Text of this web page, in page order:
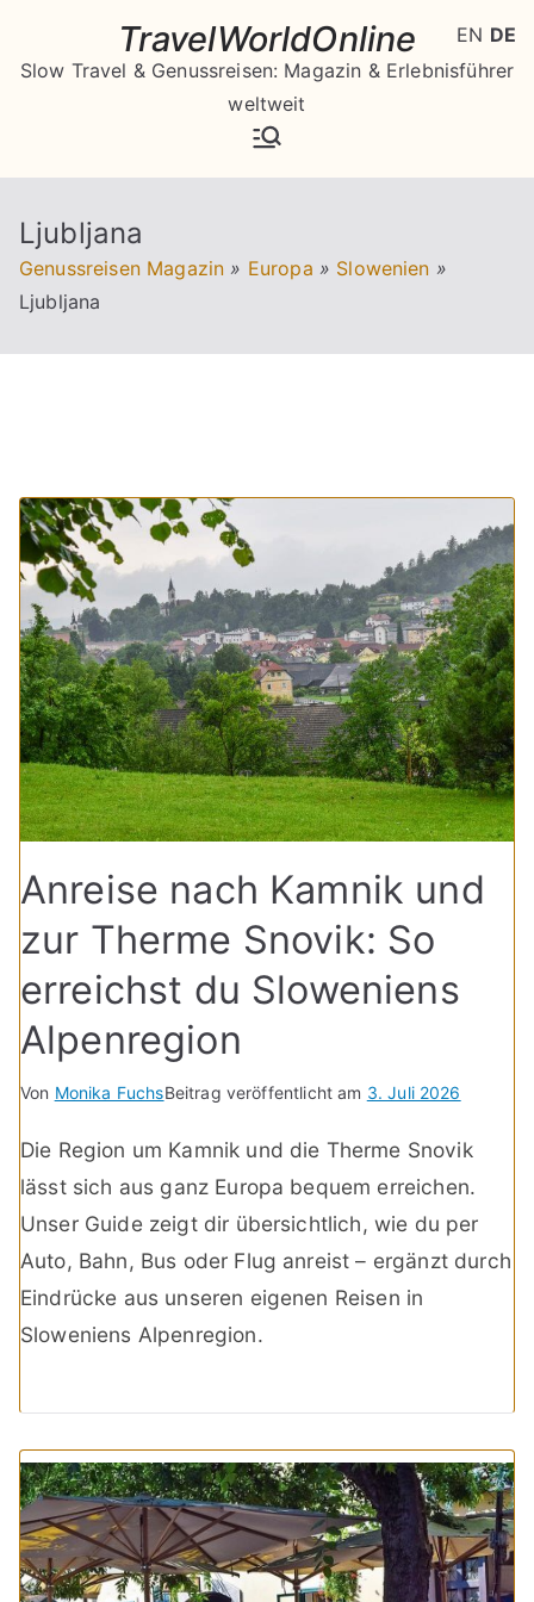
springen
TravelWorldOnline
Slow Travel & Genussreisen: Magazin & Erlebnisführer
weltweit
Ljubljana
Genussreisen Magazin » Europa » Slowenien »
Ljubljana
Anreise nach Kamnik und
zur Therme Snovik: So
erreichst du Sloweniens
Alpenregion
Von Monika FuchsBeitrag veröffentlicht am 3. Juli 2026
Die Region um Kamnik und die Therme Snovik
lässt sich aus ganz Europa bequem erreichen.
Unser Guide zeigt dir übersichtlich, wie du per
Auto, Bahn, Bus oder Flug anreist – ergänzt durch
Eindrücke aus unseren eigenen Reisen in
Sloweniens Alpenregion.
EN DE